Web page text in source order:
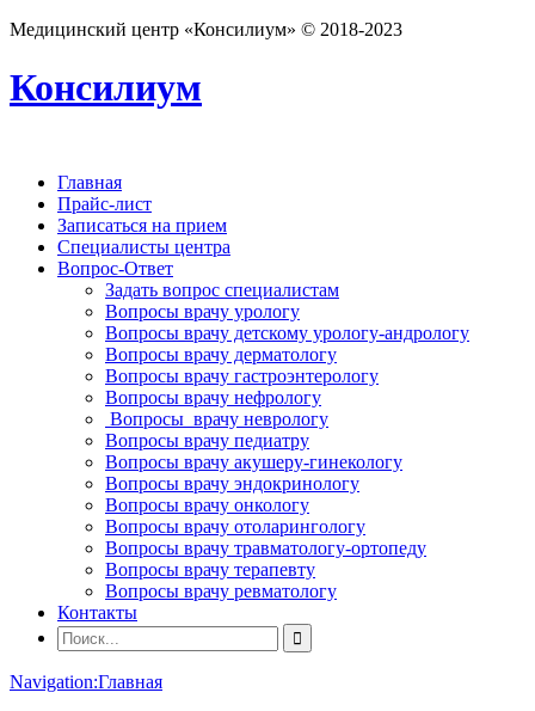
Медицинский центр «Консилиум» © 2018-2023
Консилиум
Главная
Прайс-лист
Записаться на прием
Специалисты центра
Вопрос-Ответ
Задать вопрос специалистам
Вопросы врачу урологу
Вопросы врачу детскому урологу-андрологу
Вопросы врачу дерматологу
Вопросы врачу гастроэнтерологу
Вопросы врачу нефрологу
Вопросы врачу неврологу
Вопросы врачу педиатру
Вопросы врачу акушеру-гинекологу
Вопросы врачу эндокринологу
Вопросы врачу онкологу
Вопросы врачу отоларингологу
Вопросы врачу травматологу-ортопеду
Вопросы врачу терапевту
Вопросы врачу ревматологу
Контакты
Navigation:Главная